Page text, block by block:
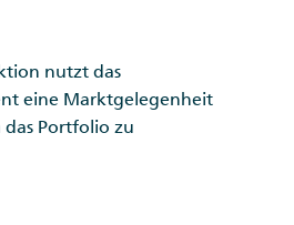
nutzt das
eine Marktgelegenheit
Portfolio zu